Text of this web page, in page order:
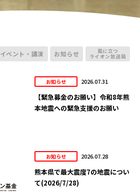
イベント・講演 お知らせ 風に立つ
ライオン放送局
お知らせ 2026.07.31
【緊急募金のお願い】令和8年熊
本地震への緊急支援のお願い
お知らせ 2026.07.28
熊本県で最大震度7の地震につい
て(2026/7/28)